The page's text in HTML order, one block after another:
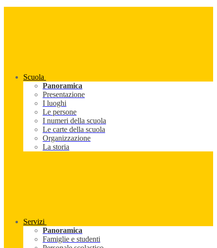
Scuola
Panoramica
Presentazione
I luoghi
Le persone
I numeri della scuola
Le carte della scuola
Organizzazione
La storia
Servizi
Panoramica
Famiglie e studenti